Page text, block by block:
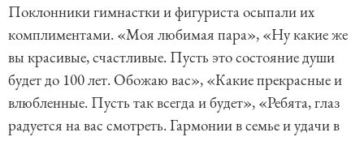
Поклонники гимнастки и фигуриста осыпали их
комплиментами. «Моя любимая пара», «Ну какие же
вы красивые, счастливые. Пусть это состояние души
будет до 100 лет. Обожаю вас», «Какие прекрасные и
влюбленные. Пусть так всегда и будет», «Ребята, глаз
радуется на вас смотреть. Гармонии в семье и удачи в